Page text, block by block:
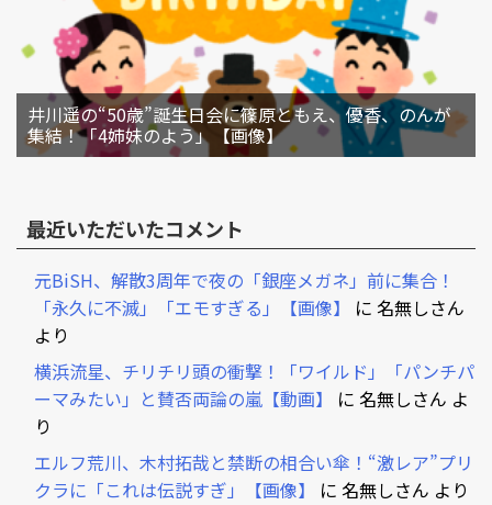
井川遥の“50歳”誕生日会に篠原ともえ、優香、のんが
集結！「4姉妹のよう」【画像】
最近いただいたコメント
元BiSH、解散3周年で夜の「銀座メガネ」前に集合！
「永久に不滅」「エモすぎる」【画像】
に 名無しさん
より
横浜流星、チリチリ頭の衝撃！「ワイルド」「パンチパ
ーマみたい」と賛否両論の嵐【動画】
に 名無しさん よ
り
エルフ荒川、木村拓哉と禁断の相合い傘！“激レア”プリ
クラに「これは伝説すぎ」【画像】
に 名無しさん より